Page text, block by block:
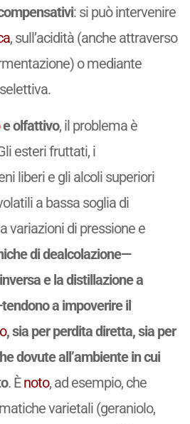
: si può intervenire
, sull’acidità (anche attraverso
o mediante
e olfattivo, il problema è
esteri fruttati, i
liberi e gli alcoli superiori
a bassa soglia di
variazioni di pressione e
di dealcolazione—
e la distillazione a
a impoverire il
, sia per perdita diretta, sia per
dovute all’ambiente in cui
. Ènoto, ad esempio, che
varietali (geraniolo,